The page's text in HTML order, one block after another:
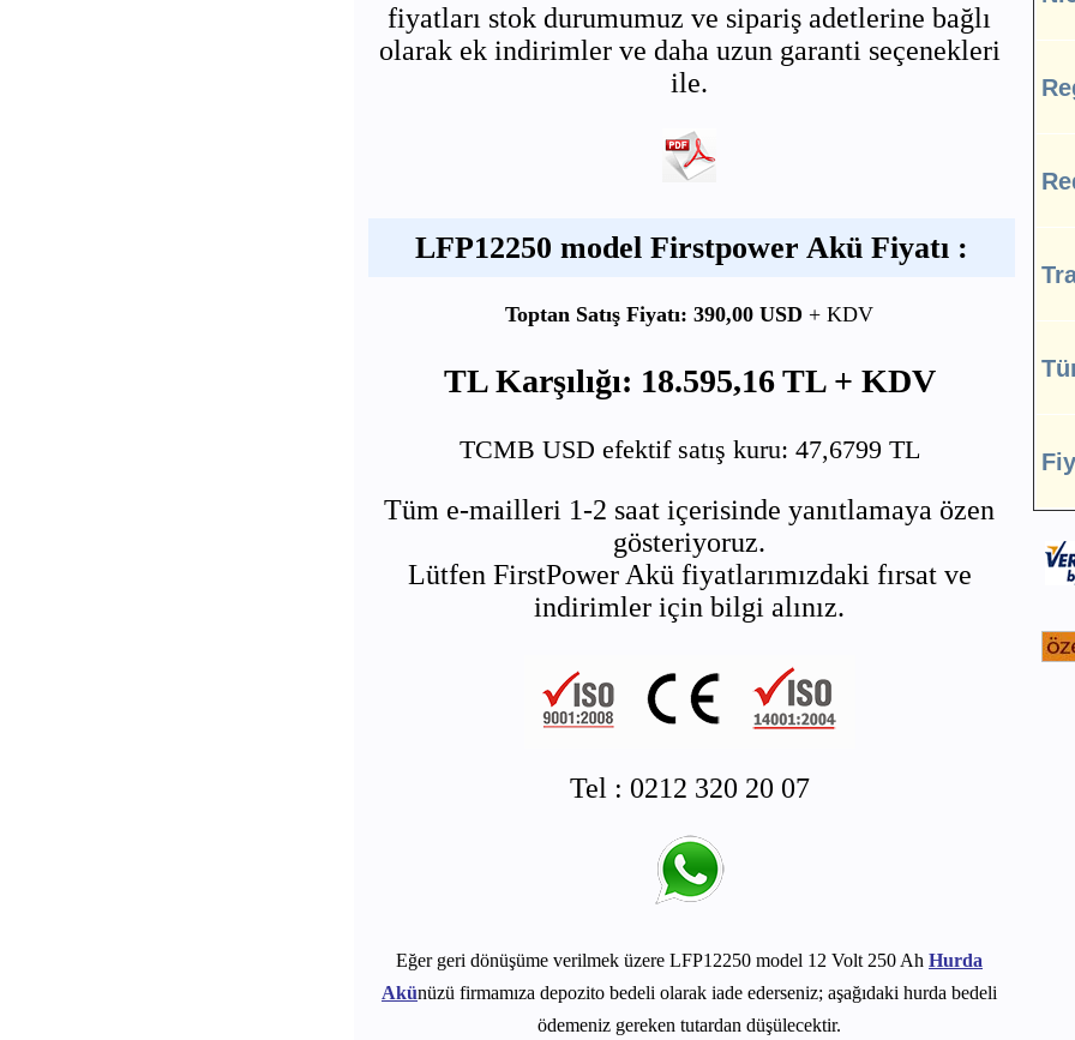
fiyatları stok durumumuz ve sipariş adetlerine bağlı
olarak ek indirimler ve daha uzun garanti seçenekleri
ile.
LFP12250 model Firstpower Akü Fiyatı :
Toptan Satış Fiyatı: 390,00 USD + KDV
TL Karşılığı: 18.595,16 TL + KDV
TCMB USD efektif satış kuru: 47,6799 TL
Tüm e-mailleri 1-2 saat içerisinde yanıtlamaya özen
gösteriyoruz.
Lütfen FirstPower Akü fiyatlarımızdaki fırsat ve
indirimler için bilgi alınız.
Tel : 0212 320 20 07
Eğer geri dönüşüme verilmek üzere LFP12250 model 12 Volt 250 Ah Hurda
Akünüzü firmamıza depozito bedeli olarak iade ederseniz; aşağıdaki hurda bedeli
ödemeniz gereken tutardan düşülecektir.